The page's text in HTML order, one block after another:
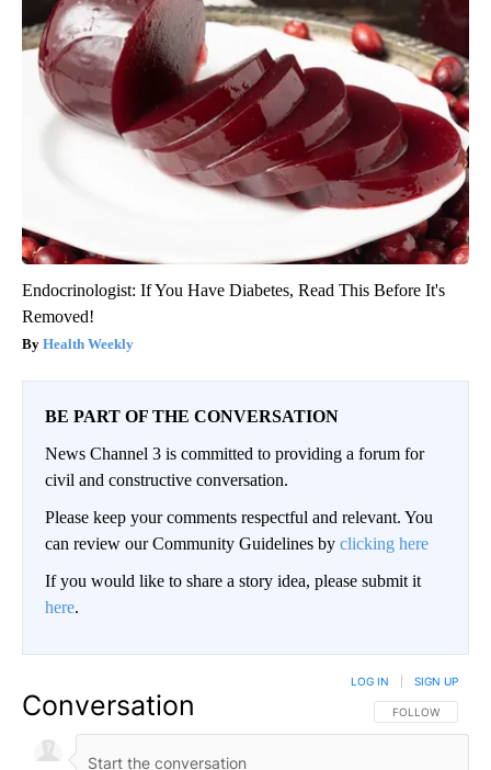
Endocrinologist: If You Have Diabetes, Read This Before It's
Removed!
Health Weekly
BE PART OF THE CONVERSATION
News Channel 3 is committed to providing a forum for
civil and constructive conversation.
Please keep your comments respectful and relevant. You
can review our Community Guidelines by clicking here
If you would like to share a story idea, please submit it
here.
Conversation FOLLOW THIS
FOLLOW
LOG IN SIGN UP